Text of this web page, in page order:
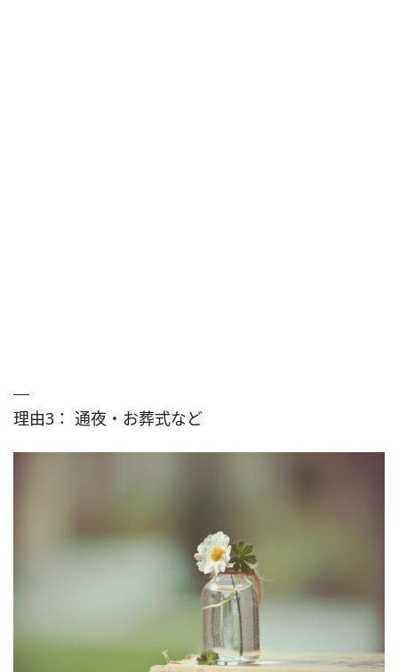
理由3： 通夜・お葬式など